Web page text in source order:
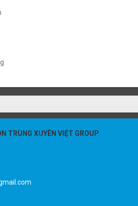
TRÙNG XUYÊN VIỆT GROUP